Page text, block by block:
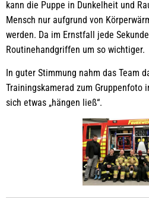
kann die Puppe in Dunkelheit und
Mensch nur aufgrund von
werden. Da im Ernstfall jede
Routinehandgriffen um so wichtiger.
In guter Stimmung nahm das Team
Trainingskamerad zum Gruppenfoto
sich etwas „hängen ließ“.